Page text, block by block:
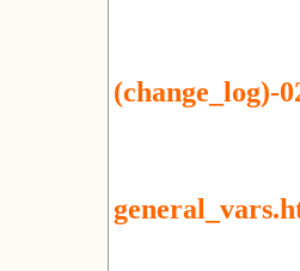
(change_log)-